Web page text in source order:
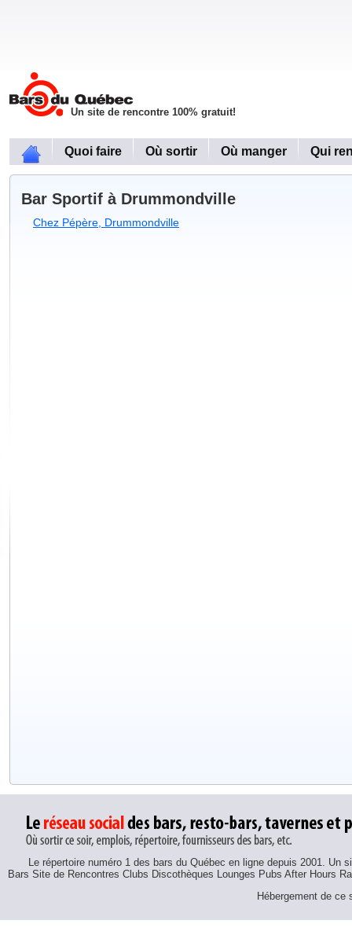
Un site de rencontre 100% gratuit!
Quoi faire Où sortir Où manger Qui
Bar Sportif à Drummondville
Chez Pépère, Drummondville
Le répertoire numéro 1 des bars du Québec en ligne depuis 2001.
Bars Site de Rencontres Clubs Discothèques Lounges Pubs After Hours
Hébergement de ce